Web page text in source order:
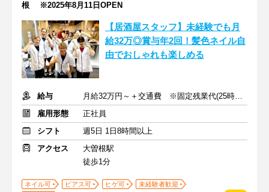
根 ※2025年8月11日OPEN
【居酒屋スタッフ】未経験でも月
給32万◎賞与年2回！髪色ネイル自
由でおしゃれも楽しめる
給与
月給32万円～＋交通費 ※固定残業代(25時間/3万6250円)を含む
雇用形態
正社員
シフト
週5日 1日8時間以上
アクセス
大曽根駅
徒歩1分
ネイル可 ピアス可 ヒゲ可
未経験者歓迎